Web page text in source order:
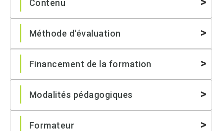
Contenu
Méthode d'évaluation
Financement de la formation
Modalités pédagogiques
Formateur